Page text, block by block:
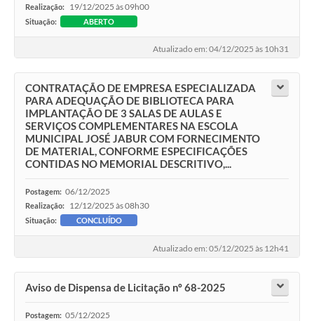
Realização: 19/12/2025 às 09h00
Situação: ABERTO
Atualizado em: 04/12/2025 às 10h31
CONTRATAÇÃO DE EMPRESA ESPECIALIZADA
PARA ADEQUAÇÃO DE BIBLIOTECA PARA
IMPLANTAÇÃO DE 3 SALAS DE AULAS E
SERVIÇOS COMPLEMENTARES NA ESCOLA
MUNICIPAL JOSÉ JABUR COM FORNECIMENTO
DE MATERIAL, CONFORME ESPECIFICAÇÕES
CONTIDAS NO MEMORIAL DESCRITIVO,...
Postagem: 06/12/2025
Realização: 12/12/2025 às 08h30
Situação: CONCLUÍDO
Atualizado em: 05/12/2025 às 12h41
Aviso de Dispensa de Licitação nº 68-2025
Postagem: 05/12/2025